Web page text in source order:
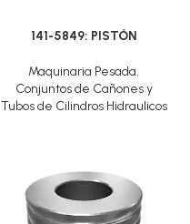
141-5849: PISTÓN
Maquinaria Pesada,
Conjuntos de Cañones y
Tubos de Cilindros Hidraulicos